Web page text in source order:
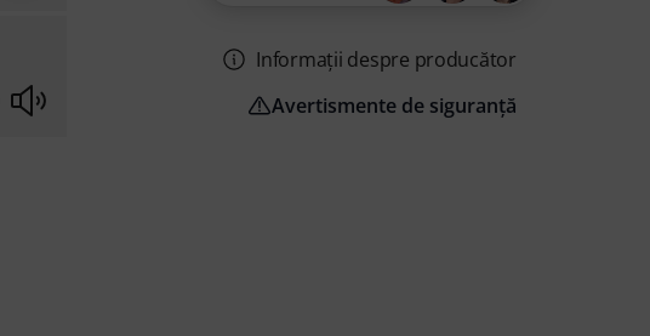
Informații despre producător
Avertismente de siguranță